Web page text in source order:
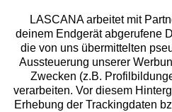
Services
Beratung
LASCANA arbeitet mit
deinem Endgerät abgerufene
die von uns übermittelten
Aussteuerung unserer
Zwecken (z.B.
verarbeiten. Vor diesem
Erhebung der Trackingdaten